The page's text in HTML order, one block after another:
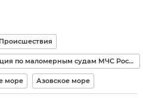
Происшествия
ГИМС (Государственная инспекция по маломерным судам МЧС России)
море Азовское море